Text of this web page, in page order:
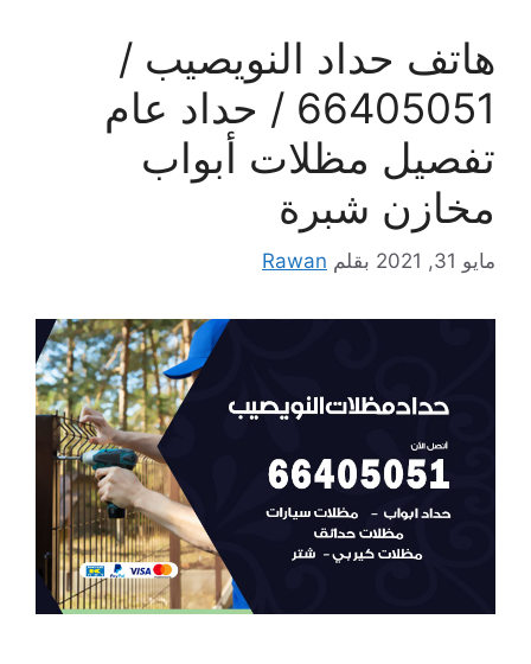
هاتف حداد النويصيب /
66405051 / حداد عام
تفصيل مظلات أبواب
مخازن شبرة
مايو 31, 2021 بقلم Rawan